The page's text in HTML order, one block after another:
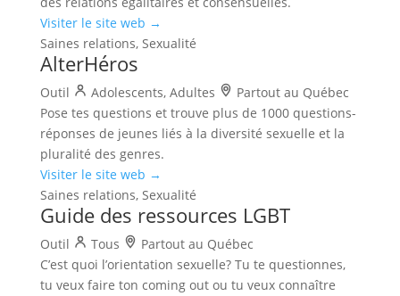
Visiter le site web →
Saines relations, Sexualité
AlterHéros
Outil Adolescents, Adultes
Partout au Québec
Pose tes questions et trouve plus de 1000 questions-
réponses de jeunes liés à la diversité sexuelle et la
pluralité des genres.
Visiter le site web →
Saines relations, Sexualité
Guide des ressources LGBT
Outil Tous
Partout au Québec
C’est quoi l’orientation sexuelle? Tu te questionnes,
tu veux faire ton coming out ou tu veux connaître